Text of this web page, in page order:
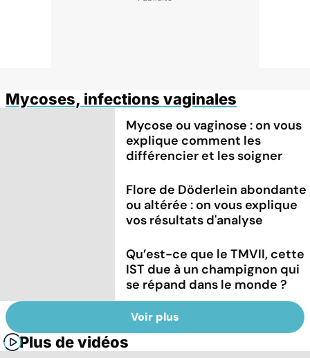
Mycoses, infections vaginales
Mycose ou vaginose : on vous
explique comment les
différencier et les soigner
Flore de Döderlein abondante
ou altérée : on vous explique
vos résultats d'analyse
Qu’est-ce que le TMVII, cette
IST due à un champignon qui
se répand dans le monde ?
Voir plus
Plus de vidéos